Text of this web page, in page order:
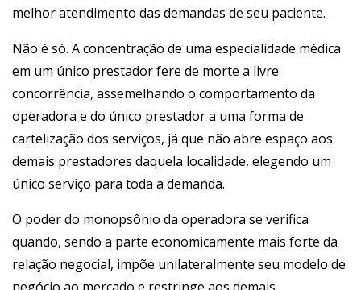
melhor atendimento das demandas de seu paciente.
Não é só. A concentração de uma especialidade médica
em um único prestador fere de morte a livre
concorrência, assemelhando o comportamento da
operadora e do único prestador a uma forma de
cartelização dos serviços, já que não abre espaço aos
demais prestadores daquela localidade, elegendo um
único serviço para toda a demanda.
O poder do monopsônio da operadora se verifica
quando, sendo a parte economicamente mais forte da
relação negocial, impõe unilateralmente seu modelo de